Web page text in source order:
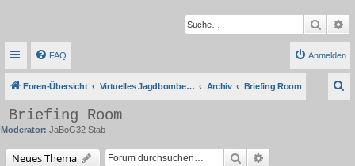
Suche
FAQ Anmelden
Foren-Übersicht Virtuelles Jagdbombergeschwader 32 Archiv Briefing Room
Briefing Room
Moderator: JaBoG32 Stab
Neues Thema Suche